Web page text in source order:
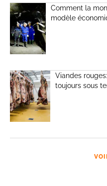
Comment la
modèle
Viandes
toujours sous